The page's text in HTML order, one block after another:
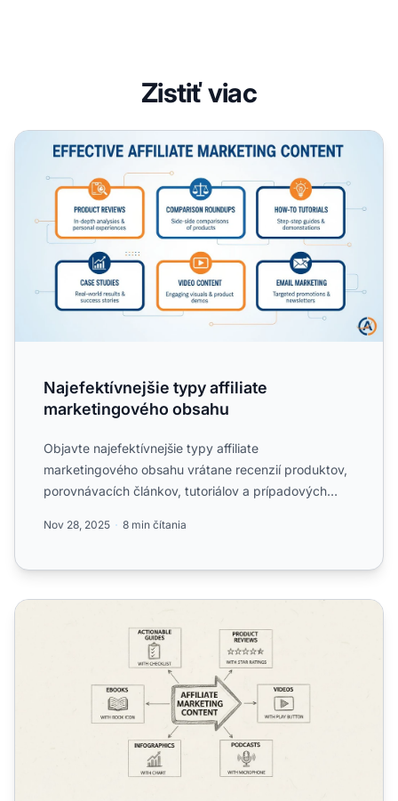
Zistiť viac
Najefektívnejšie typy affiliate marketingového obsahu
Najefektívnejšie typy affiliate
marketingového obsahu
Objavte najefektívnejšie typy affiliate
marketingového obsahu vrátane recenzií produktov,
porovnávacích článkov, tutoriálov a prípadových
Nov 28, 2025 8 min čítania
Aké typy obsahu by mali používať affiliate partneri?